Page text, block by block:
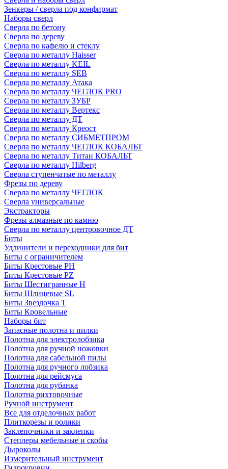
Зенкеры / сверла под конфирмат
Наборы сверл
Сверла по бетону
Сверла по дереву
Сверла по кафелю и стеклу
Сверла по металлу Haisser
Сверла по металлу KEIL
Сверла по металлу SEB
Сверла по металлу Атака
Сверла по металлу ЧЕГЛОК PRO
Сверла по металлу ЗУБР
Сверла по металлу Вертекс
Сверла по металлу ДТ
Сверла по металлу Креост
Сверла по металлу СИБМЕТПРОМ
Сверла по металлу ЧЕГЛОК КОБАЛЬТ
Сверла по металлу Титан КОБАЛЬТ
Сверла по металлу Hilberg
Сверла ступенчатые по металлу
Фрезы по дереву
Сверла по металлу ЧЕГЛОК
Сверла универсальные
Экстракторы
Фрезы алмазные по камню
Сверла по металлу центровочное ДТ
Биты
Удлинители и переходники для бит
Биты с ограничителем
Биты Крестовые PH
Биты Крестовые PZ
Биты Шестигранные H
Биты Шлицевые SL
Биты Звездочка T
Биты Кровельные
Наборы бит
Запасные полотна и пилки
Полотна для электролобзика
Полотна для ручной ножовки
Полотна для сабельной пилы
Полотна для ручного лобзика
Полотна для рейсмуса
Полотна для рубанка
Полотна рихтовочные
Ручной инструмент
Все для отделочных работ
Плиткорезы и ролики
Заклепочники и заклепки
Степлеры мебельные и скобы
Дыроколы
Измерительный инструмент